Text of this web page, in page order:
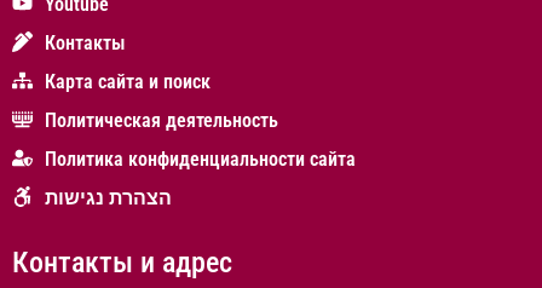
Контакты
Карта сайта и поиск
Политическая деятельность
Политика конфиденциальности сайта
הצהרת נגישות
Контакты и адрес